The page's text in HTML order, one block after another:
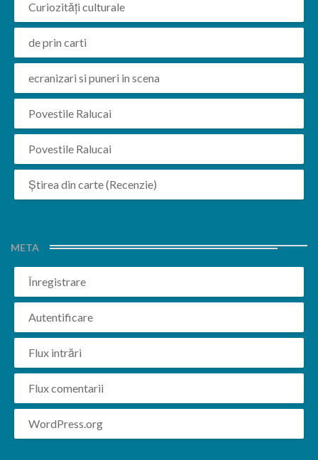
Curiozități culturale
de prin carti
ecranizari si puneri in scena
Povestile Ralucai
Povestile Ralucai
Știrea din carte (Recenzie)
META
Înregistrare
Autentificare
Flux intrări
Flux comentarii
WordPress.org